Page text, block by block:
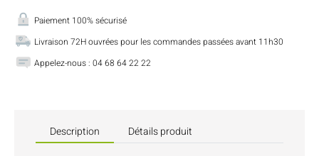
Paiement 100% sécurisé
Livraison 72H ouvrées pour les commandes passées avant 11h30
Appelez-nous : 04 68 64 22 22
Description Détails produit